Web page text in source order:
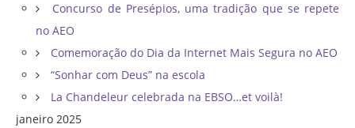
Concurso de Presépios, uma tradição que se repete
no AEO
Comemoração do Dia da Internet Mais Segura no AEO
“Sonhar com Deus” na escola
La Chandeleur celebrada na EBSO…et voilà!
janeiro 2025